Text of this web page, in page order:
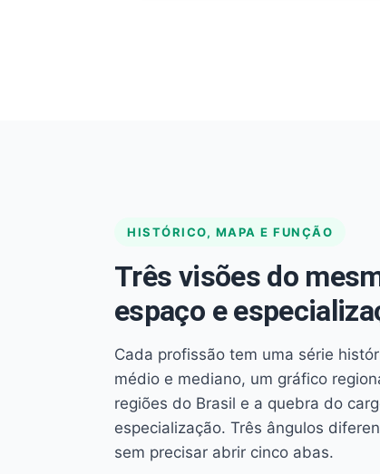
HISTÓRICO, MAPA E FUNÇÃO
Três visões do
espaço e
Cada profissão tem uma série
médio e mediano, um gráfico
regiões do Brasil e a quebra do
especialização. Três ângulos
sem precisar abrir cinco abas.